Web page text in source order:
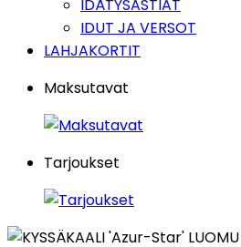
IDÄTYSASTIAT
IDUT JA VERSOT
LAHJAKORTIT
Maksutavat
Tarjoukset